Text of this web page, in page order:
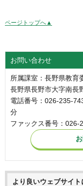
ページトップへ▲
お問い合わせ
所属課室：長野県教育
長野県長野市大字南長
電話番号：026-235-
分
ファックス番号：026-
より良いウェブサイ